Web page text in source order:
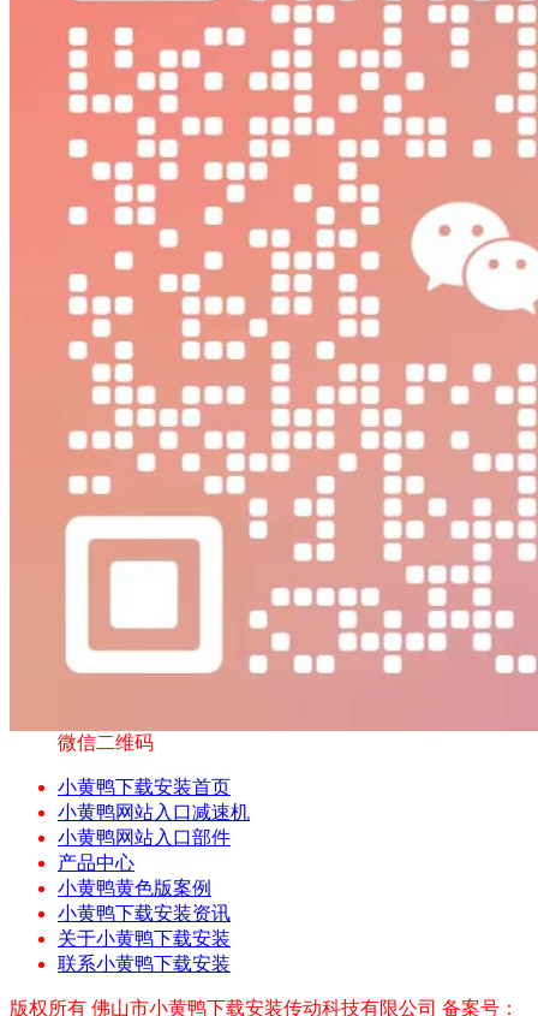
微信二维码
小黄鸭下载安装首页
小黄鸭网站入口减速机
小黄鸭网站入口部件
产品中心
小黄鸭黄色版案例
小黄鸭下载安装资讯
关于小黄鸭下载安装
联系小黄鸭下载安装
版权所有 佛山市小黄鸭下载安装传动科技有限公司 备案号：